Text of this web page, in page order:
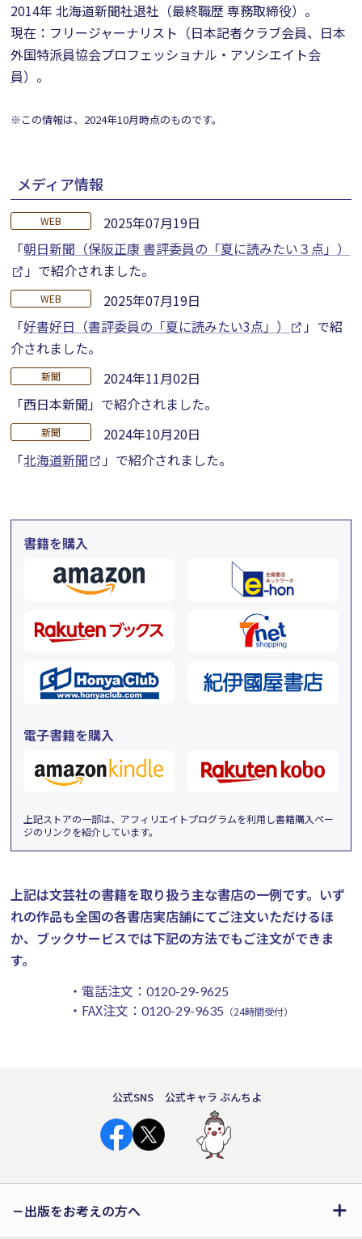
2014年 北海道新聞社退社（最終職歴 専務取締役）。
現在：フリージャーナリスト（日本記者クラブ会員、日本
外国特派員協会プロフェッショナル・アソシエイト会
員）。
※この情報は、2024年10月時点のものです。
メディア情報
WEB
2025年07月19日
「朝日新聞（保阪正康 書評委員の「夏に読みたい３点」）
」で紹介されました。
WEB
2025年07月19日
「好書好日（書評委員の「夏に読みたい3点」）
」で紹
介されました。
新聞
2024年11月02日
「西日本新聞」で紹介されました。
新聞
2024年10月20日
「北海道新聞 」で紹介されました。
書籍を購入
電子書籍を購入
上記ストアの一部は、アフィリエイトプログラムを利用し書籍購入ペー
ジのリンクを紹介しています。
上記は文芸社の書籍を取り扱う主な書店の一例です。 いず
れの作品も全国の各書店実店舗にてご注文いただけるほ
か、ブックサービスでは下記の方法でもご注文ができま
す。
・電話注文： 0120-29-9625
・FAX注文： 0120-29-9635 （24時間受付）
公式SNS 公式キャラ ぶんちよ
出版をお考えの方へ